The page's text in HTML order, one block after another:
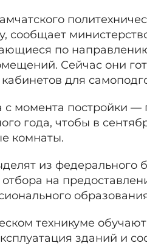
сообщает
по
Сейчас они
для
момента постройки —
года, чтобы в
комнаты.
из федерального
на
техникуме
зданий и